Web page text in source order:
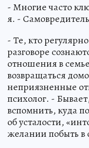
- Многие часто
я. -
- Те, кто
разговоре
отношения в
возвращаться
неприязненные
психолог. -
вспомнить, куда
об усталости,
желании побыть в